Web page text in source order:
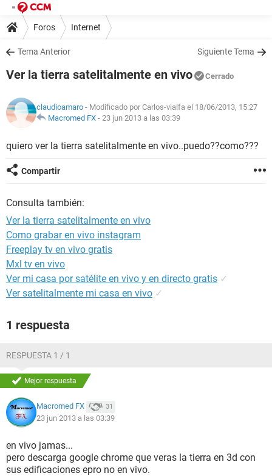
Foros Internet
Tema Anterior Siguiente Tema
Ver la tierra satelitalmente en vivo Cerrado
claudioamaro - Modificado por Carlos-vialfa el 18/06/2013, 15:27
Macromed FX - 23 jun 2013 a las 03:39
quiero ver la tierra satelitalmente en vivo..puedo??como???
Compartir
Consulta también:
Ver la tierra satelitalmente en vivo
Como grabar en vivo instagram
Freeplay tv en vivo gratis
Mxl tv en vivo
Ver mi casa por satélite en vivo y en directo gratis ✓
Ver satelitalmente mi casa en vivo ✓
1 respuesta
RESPUESTA 1 / 1
Mejor respuesta
Macromed FX 31
23 jun 2013 a las 03:39
en vivo jamas...
pero descarga google chrome que veras la tierra en 3d con
sus edificaciones epro no en vivo.